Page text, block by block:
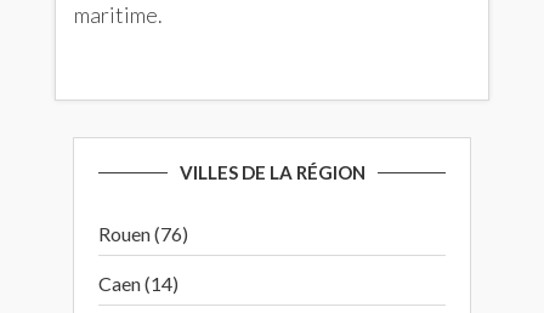
maritime.
VILLES DE LA RÉGION
Rouen (76)
Caen (14)